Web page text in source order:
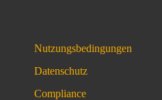
Nutzungsbedingungen
Datenschutz
Compliance